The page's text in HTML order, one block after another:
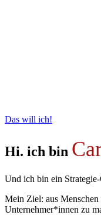
Das will ich!
Hi. ich bin
Und ich bin ein
Mein Ziel: aus
Unternehmer*innen zu